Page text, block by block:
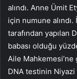
alındı. Anne Ümit
için numune
tarafından yapılan
babası olduğu
Aile
DNA testinin Niyazi